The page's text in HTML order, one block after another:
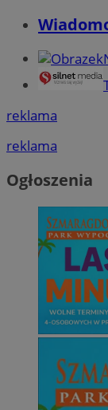
reklama
reklama
Ogłoszenia